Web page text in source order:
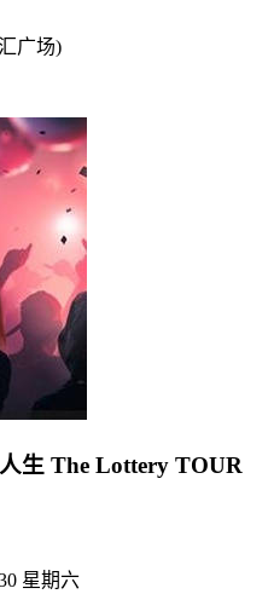
广场)
生 The Lottery TOUR
星期六